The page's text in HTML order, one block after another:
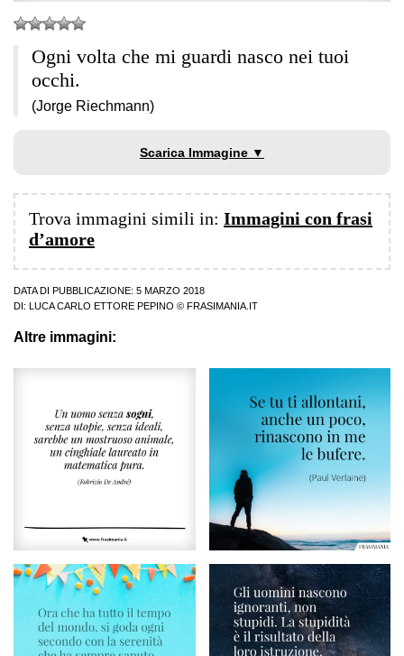
Ogni volta che mi guardi nasco nei tuoi
occhi.
(Jorge Riechmann)
Scarica Immagine ▼
Trova immagini simili in: Immagini con frasi
d’amore
DATA DI PUBBLICAZIONE: 5 MARZO 2018
DI:
LUCA CARLO ETTORE PEPINO © FRASIMANIA.IT
Altre immagini: